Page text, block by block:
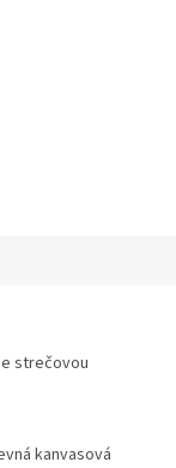
strečovou
kanvasová